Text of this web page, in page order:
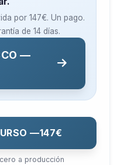
por 147€. Un pago.
de 14 días.
—
—147€
a producción